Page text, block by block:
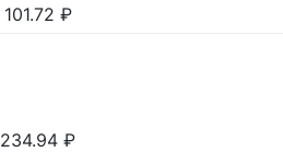
101.72 ₽
234.94 ₽